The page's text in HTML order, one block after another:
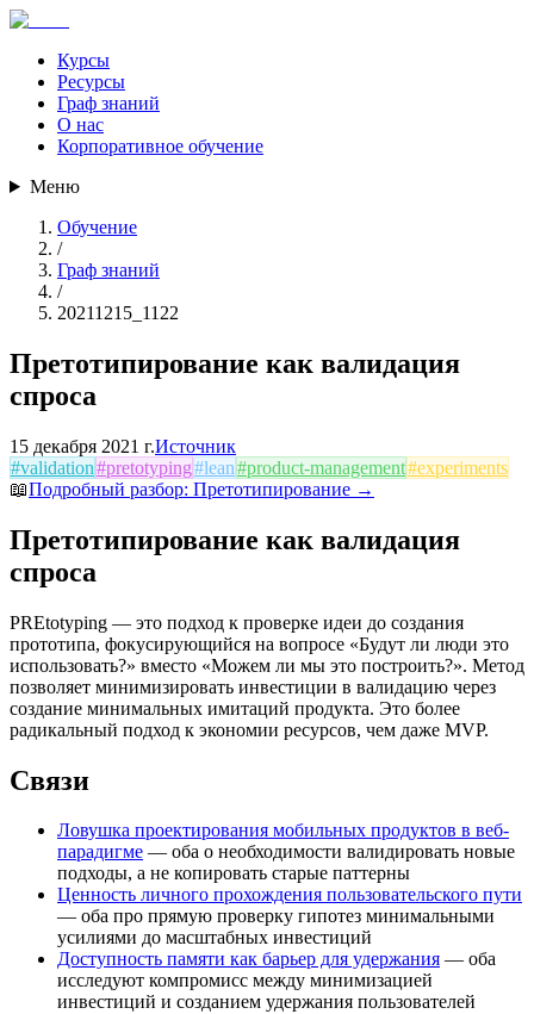
Курсы
Ресурсы
Граф знаний
О нас
Корпоративное обучение
Меню
Обучение
/
Граф знаний
/
20211215_1122
Претотипирование как валидация
спроса
15 декабря 2021 г.Источник
#validation#pretotyping#lean#product-management#experiments
📖Подробный разбор: Претотипирование →
Претотипирование как валидация
спроса
PREtotyping — это подход к проверке идеи до создания
прототипа, фокусирующийся на вопросе «Будут ли люди это
использовать?» вместо «Можем ли мы это построить?». Метод
позволяет минимизировать инвестиции в валидацию через
создание минимальных имитаций продукта. Это более
радикальный подход к экономии ресурсов, чем даже MVP.
Связи
Ловушка проектирования мобильных продуктов в веб-
парадигме — оба о необходимости валидировать новые
подходы, а не копировать старые паттерны
Ценность личного прохождения пользовательского пути
— оба про прямую проверку гипотез минимальными
усилиями до масштабных инвестиций
Доступность памяти как барьер для удержания — оба
исследуют компромисс между минимизацией
инвестиций и созданием удержания пользователей